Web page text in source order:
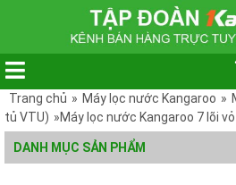
Trang chủ » Máy lọc nước Kangaroo »
tủ VTU) »Máy lọc nước Kangaroo 7 lõi
DANH MỤC SẢN PHẨM